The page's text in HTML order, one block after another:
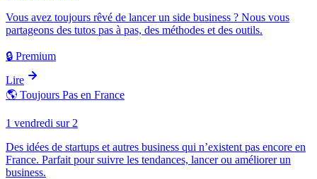
Vous avez toujours rêvé de lancer un side business ? Nous vous
partageons des tutos pas à pas, des méthodes et des outils.
🔒 Premium
Lire
🌎 Toujours Pas en France
1 vendredi sur 2
Des idées de startups et autres business qui n’existent pas encore en
France. Parfait pour suivre les tendances, lancer ou améliorer un
business.